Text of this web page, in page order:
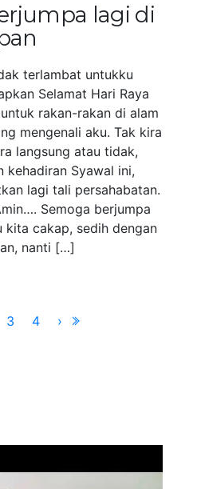
lagi di
terlambat untukku
Selamat Hari Raya
rakan-rakan di alam
mengenali aku. Tak kira
langsung atau tidak,
kehadiran Syawal ini,
lagi tali persahabatan.
Semoga berjumpa
kita cakap, sedih dengan
nanti […]
3 4 ›